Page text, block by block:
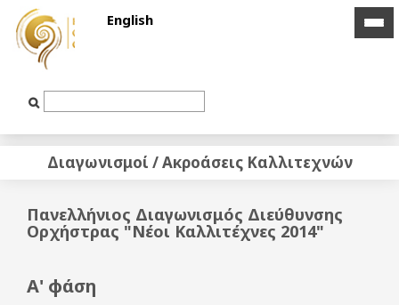
icon
icon
English
Input
Διαγωνισμοί / Ακροάσεις Καλλιτεχνών
Πανελλήνιος Διαγωνισμός Διεύθυνσης
Ορχήστρας "Νέοι Καλλιτέχνες 2014"
Α' φάση